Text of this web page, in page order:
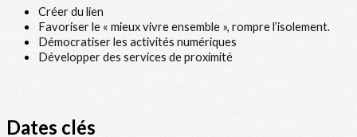
Créer du lien
Favoriser le « mieux vivre ensemble », rompre l’isolement.
Démocratiser les activités numériques
Développer des services de proximité
Dates clés